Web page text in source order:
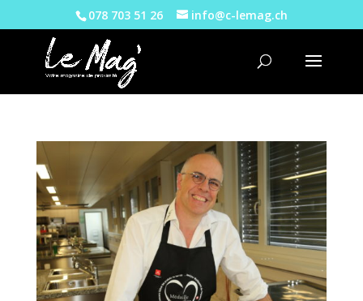
078 703 51 26 info@c-lemag.ch